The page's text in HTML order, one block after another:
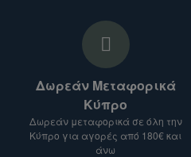
προσφορά για τα
μαζί με το
ενδέχεται να ποικίλλει
Δωρεάν Μεταφορικά
Κύπρο
Δωρεάν μεταφορικά σε όλη την
Κύπρο για αγορές από 180€ και
άνω